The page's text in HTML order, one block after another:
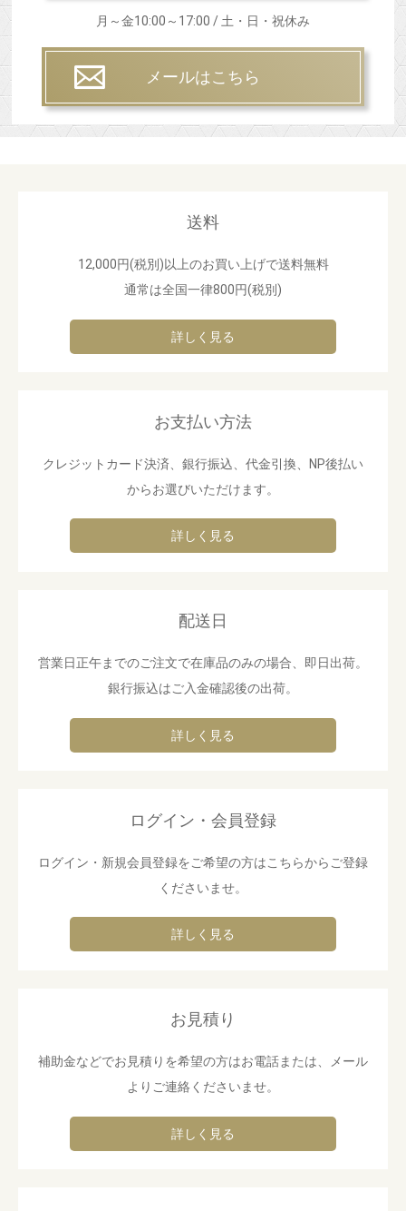
月～金10:00～17:00 / 土・日・祝休み
メールはこちら
送料
12,000円(税別)以上のお買い上げで送料無料
通常は全国一律800円(税別)
詳しく見る
お支払い方法
クレジットカード決済、銀行振込、代金引換、NP後払い
からお選びいただけます。
詳しく見る
配送日
営業日正午までのご注文で在庫品のみの場合、即日出荷。
銀行振込はご入金確認後の出荷。
詳しく見る
ログイン・会員登録
ログイン・新規会員登録をご希望の方はこちらからご登録
くださいませ。
詳しく見る
お見積り
補助金などでお見積りを希望の方はお電話または、メール
よりご連絡くださいませ。
詳しく見る